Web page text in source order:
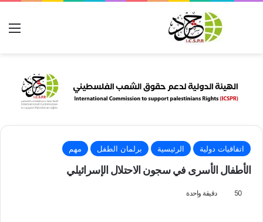
بحث عن
اتفاقيات دولية الرئيسية برلمان الطفل مهم
الأطفال الأسرى في سجون الاحتلال الإسرائيلي
50 دقيقة واحدة